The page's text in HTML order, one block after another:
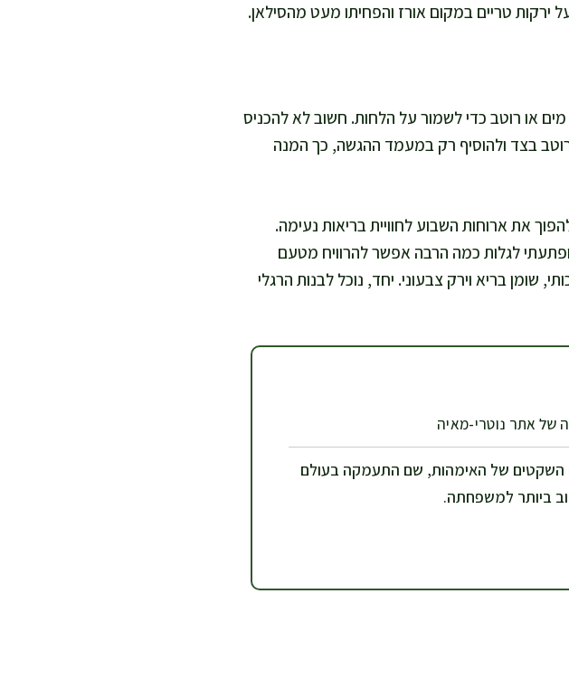
ירקות טריים במקום אורז והפחיתו מעט מהסילאן.
או רוטב כדי לשמור על הלחות. חשוב לא להכניס
בצד ולהוסיף רק במעמד ההגשה, כך המנה
את ארוחות השבוע לחוויית בריאות נעימה.
לגלות כמה הרבה אפשר להרוויח מטעם
שומן בריא וירק צבעוני. יחד, נוכל לבנות הרגלי
של האימהות, שם התעמקה בעולם
ביותר למשפחתה.